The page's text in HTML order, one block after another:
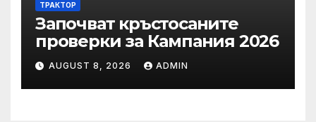
ТРАКТОР
Започват кръстосаните
проверки за Кампания 2026
AUGUST 8, 2026 ADMIN